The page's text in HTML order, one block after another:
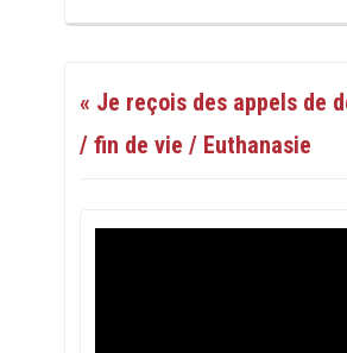
« Je reçois des appels de
/ fin de vie / Euthanasie